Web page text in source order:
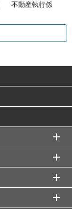
） 不動産執行係